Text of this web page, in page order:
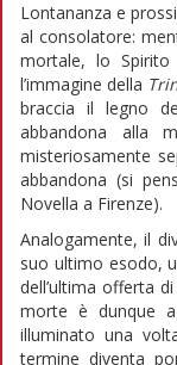
Lontananza e
al consolatore:
mortale, lo
l’immagine della
braccia il legno
abbandona alla
misteriosamente
abbandona (si
Novella a Firenze).
Analogamente, il
suo ultimo esodo,
dell’ultima offerta
morte è dunque
illuminato una
termine diventa